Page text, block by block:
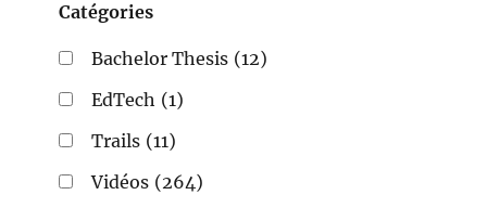
Catégories
Bachelor Thesis (12)
EdTech (1)
Trails (11)
Vidéos (264)